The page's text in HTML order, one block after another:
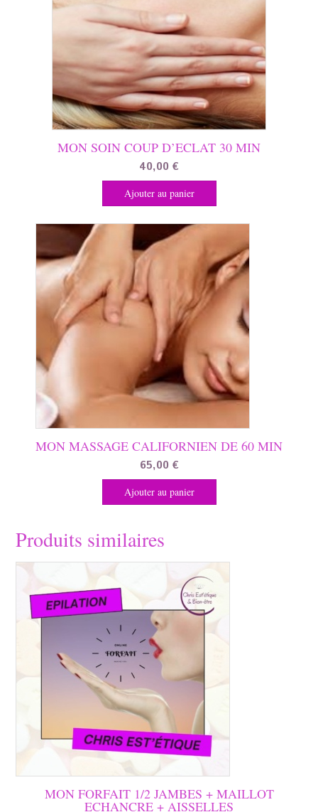
MON SOIN COUP D’ECLAT 30 MIN
40,00 €
Ajouter au panier
MON MASSAGE CALIFORNIEN DE 60 MIN
65,00 €
Ajouter au panier
Produits similaires
MON FORFAIT 1/2 JAMBES + MAILLOT
ECHANCRE + AISSELLES